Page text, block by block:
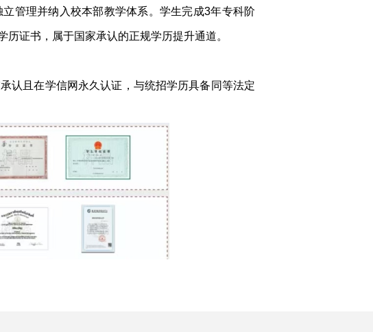
立管理并纳入校本部教学体系。学生完成3年专科阶
历证书，属于国家承认的正规学历提升通道。
认且在学信网永久认证，与统招学历具备同等法定